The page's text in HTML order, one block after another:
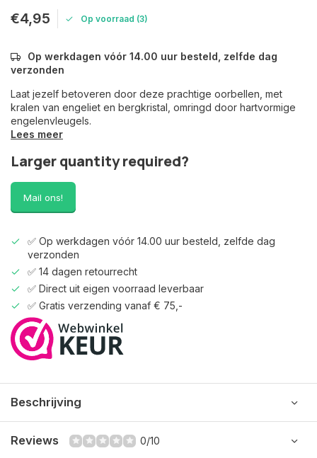
€4,95 Op voorraad (3)
Op werkdagen vóór 14.00 uur besteld, zelfde dag
verzonden
Laat jezelf betoveren door deze prachtige oorbellen, met
kralen van engeliet en bergkristal, omringd door hartvormige
engelenvleugels.
Lees meer
Larger quantity required?
Mail ons!
✅ Op werkdagen vóór 14.00 uur besteld, zelfde dag
verzonden
✅ 14 dagen retourrecht
✅ Direct uit eigen voorraad leverbaar
✅ Gratis verzending vanaf € 75,-
Beschrijving
Reviews 0/10